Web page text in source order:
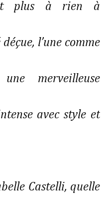
plus à rien à
l’une comme
merveilleuse
avec style et
Castelli, quelle